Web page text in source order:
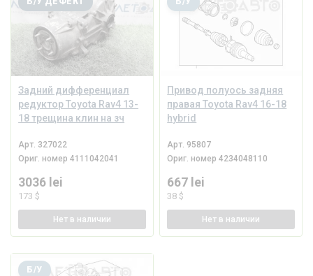
Задний дифференциал
редуктор Toyota Rav4 13-
18 трещина клин на зч
Арт. 327022
Ориг. номер4111042041
3036 lei
173 $
Нет в наличии
Привод полуось задняя
правая Toyota Rav4 16-18
hybrid
Арт. 95807
Ориг. номер4234048110
667 lei
38 $
Нет в наличии
Б/У